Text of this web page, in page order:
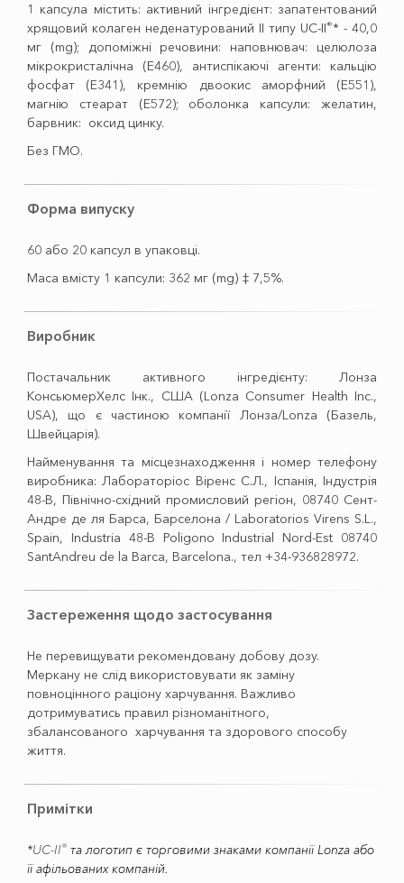
1 капсула містить: активний інгредієнт: запатентований
хрящовий колаген неденатурований ІІ типу UC-II®* - 40,0
мг (mg); допоміжні речовини: наповнювач: целюлоза
мікрокристалічна (Е460), антиспікаючі агенти: кальцію
фосфат (Е341), кремнію двоокис аморфний (Е551),
магнію стеарат (Е572); оболонка капсули: желатин,
барвник: оксид цинку.
Без ГМО.
Форма випуску
60 або 20 капсул в упаковці.
Маса вмісту 1 капсули: 362 мг (mg) ‡ 7,5%.
Виробник
Постачальник активного інгредієнту: Лонза
КонсьюмерХелс Інк., США (Lonza Consumer Health Inc.,
USA), що є частиною компанії Лонза/Lonza (Базель,
Швейцарія).
Найменування та місцезнаходження і номер телефону
виробника: Лабораторіос Віренс С.Л., Іспанія, Індустрія
48-В, Північно-східний промисловий регіон, 08740 Сент-
Андре де ля Барса, Барселона / Laboratorios Virens S.L.,
Spain, Industria 48-B Poligono Industrial Nord-Est 08740
SantAndreu de la Barca, Barсelona., тел +34-936828972.
Застереження щодо застосування
Не перевищувати рекомендовану добову дозу.
Меркану не слід використовувати як заміну
повноцінного раціону харчування. Важливо
дотримуватись правил різноманітного,
збалансованого харчування та здорового способу
життя.
Примітки
*UC-II® та логотип є торговими знаками компанії Lonza або
її афільованих компаній.